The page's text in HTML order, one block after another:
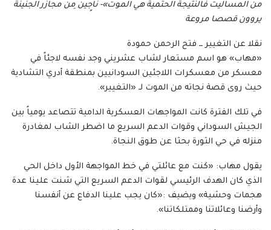
من المساليت فالنتيجة الحتمية هي الموت»- ناجٍين مِن مجازر الجنينة
يروون قصصا مروعة
نقلا عن التغيير ــ فتح الرحمن حمودة
«مهاب» هو اسم مستعار لشاب عشريني وجد نفسه لاجئاً في
معسكر من معسكرات اللاجئين السودانيين بمنطقة أدري التشادية
حيث روى قصة نجاته من الموت لـ «التغيير».
في تلك الفترة كانت المواجهات العسكرية الدامية تتصاعد يومياً بين
الجيش السوداني وقوات الدعم السريع ما اضطر الشاب لمغادرة
منزله في حي الثورة بحثا عن طوق النجاة.
يقول مهاب: «كنت مع عائلتي في خط المواجهة الأول داخل الحي
الذي كان الهدف الرئيسي لقوات الدعم السريع التي شنت علينا عدة
هجمات وحشية» ويضيف :«كان يجب علينا الدفاع عن أنفسنا
وأرضنا وعائلاتنا وممتلكاتنا».